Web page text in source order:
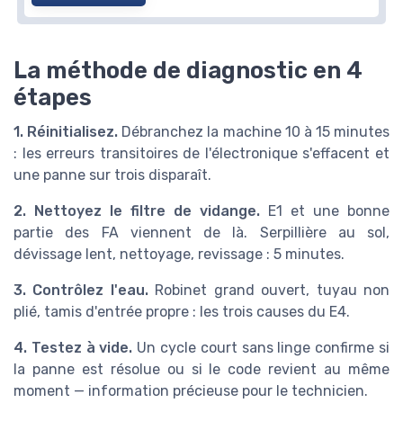
La méthode de diagnostic en 4
étapes
1. Réinitialisez. Débranchez la machine 10 à 15 minutes
: les erreurs transitoires de l'électronique s'effacent et
une panne sur trois disparaît.
2. Nettoyez le filtre de vidange. E1 et une bonne
partie des FA viennent de là. Serpillière au sol,
dévissage lent, nettoyage, revissage : 5 minutes.
3. Contrôlez l'eau.Robinet grand ouvert, tuyau non
plié, tamis d'entrée propre : les trois causes du E4.
4. Testez à vide. Un cycle court sans linge confirme si
la panne est résolue ou si le code revient au même
moment — information précieuse pour le technicien.